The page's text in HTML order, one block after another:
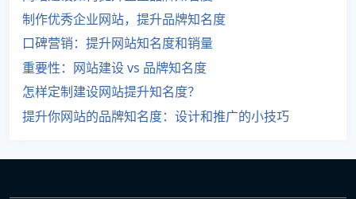
制作优秀企业网站，提升品牌知名度
口碑营销：提升网站知名度和销量
重要性：网站建设 vs 品牌知名度
怎样定制建设网站提升知名度？
提升你网站的品牌知名度：设计和推广的小技巧